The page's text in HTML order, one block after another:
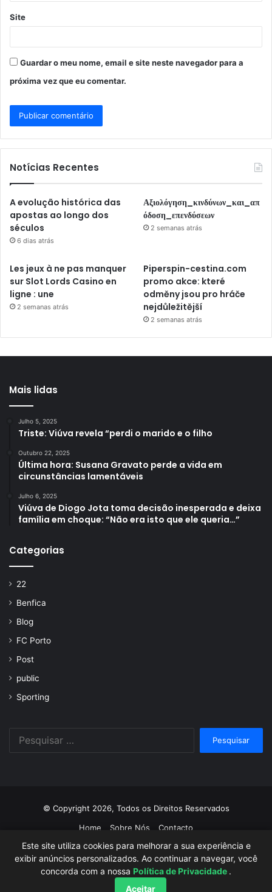
Este site utiliza cookies para melhorar a sua experiência e
exibir anúncios personalizados. Ao continuar a navegar, você
concorda com a nossa Política de Privacidade .
Aceitar
Site
Guardar o meu nome, email e site neste navegador para a
próxima vez que eu comentar.
Notícias Recentes
A evolução histórica das
apostas ao longo dos
séculos
6 dias atrás
Αξιολόγηση_κινδύνων_και_απ
όδοση_επενδύσεων
2 semanas atrás
Les jeux à ne pas manquer
sur Slot Lords Casino en
ligne : une
2 semanas atrás
Piperspin-cestina.com
promo akce: které
odměny jsou pro hráče
nejdůležitější
2 semanas atrás
Mais lidas
Julho 5, 2025
Triste: Viúva revela “perdi o marido e o filho
Outubro 22, 2025
Última hora: Susana Gravato perde a vida em
circunstâncias lamentáveis
Julho 6, 2025
Viúva de Diogo Jota toma decisão inesperada e deixa
família em choque: “Não era isto que ele queria…”
Categorias
22
Benfica
Blog
FC Porto
Post
public
Sporting
© Copyright 2026, Todos os Direitos Reservados
Home
Sobre Nós Contacto
Facebook
TwitterYouTubeInstagram